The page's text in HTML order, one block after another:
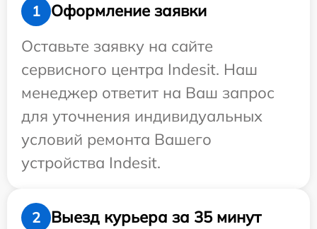
1
Оформление заявки
Оставьте заявку на сайте
сервисного центра Indesit. Наш
менеджер ответит на Ваш запрос
для уточнения индивидуальных
условий ремонта Вашего
устройства Indesit.
2
Выезд курьера за 35 минут